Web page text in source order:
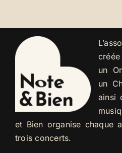
un
un
ainsi
et Bien organise chaque
trois concerts.